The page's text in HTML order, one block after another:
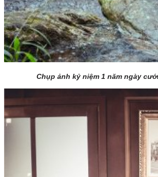
Chụp ảnh kỷ niệm 1 năm ngày